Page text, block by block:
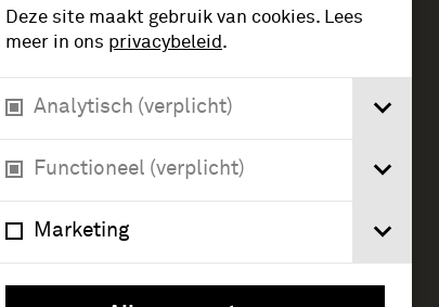
Deze site maakt gebruik van cookies. Lees
meer in ons privacybeleid.
Analytisch (verplicht)
Functioneel (verplicht)
Marketing
Tickets
Verlengde Paltzerweg 1